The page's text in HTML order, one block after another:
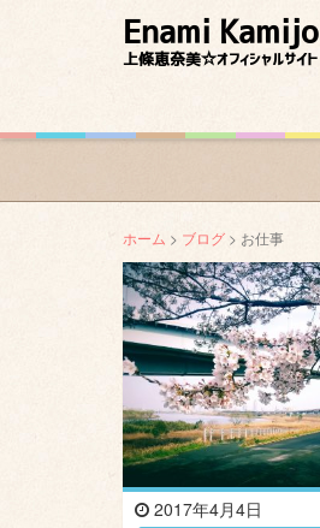
Enami Kamijo
上條恵奈美☆オフィシャルサイト
ホーム > ブログ > お仕事
2017年4月4日